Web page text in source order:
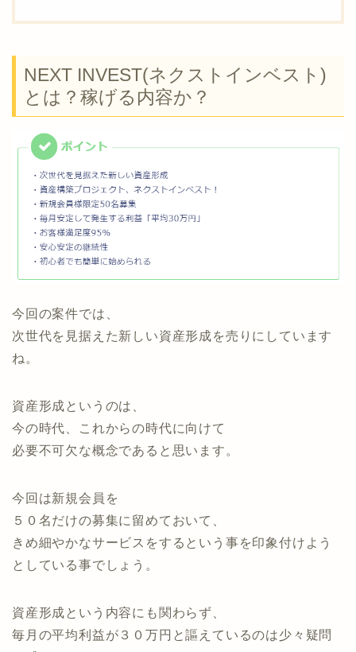
NEXT INVEST(ネクストインベスト)
とは？稼げる内容か？
今回の案件では、
次世代を見据えた新しい資産形成を売りにしています
ね。
資産形成というのは、
今の時代、これからの時代に向けて
必要不可欠な概念であると思います。
今回は新規会員を
５０名だけの募集に留めておいて、
きめ細やかなサービスをするという事を印象付けよう
としている事でしょう。
資産形成という内容にも関わらず、
毎月の平均利益が３０万円と謳えているのは少々疑問